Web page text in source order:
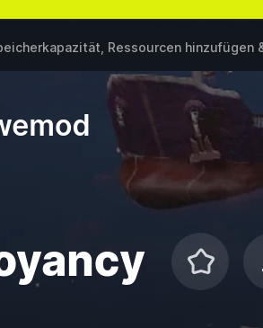
Ressourcen hinzufügen